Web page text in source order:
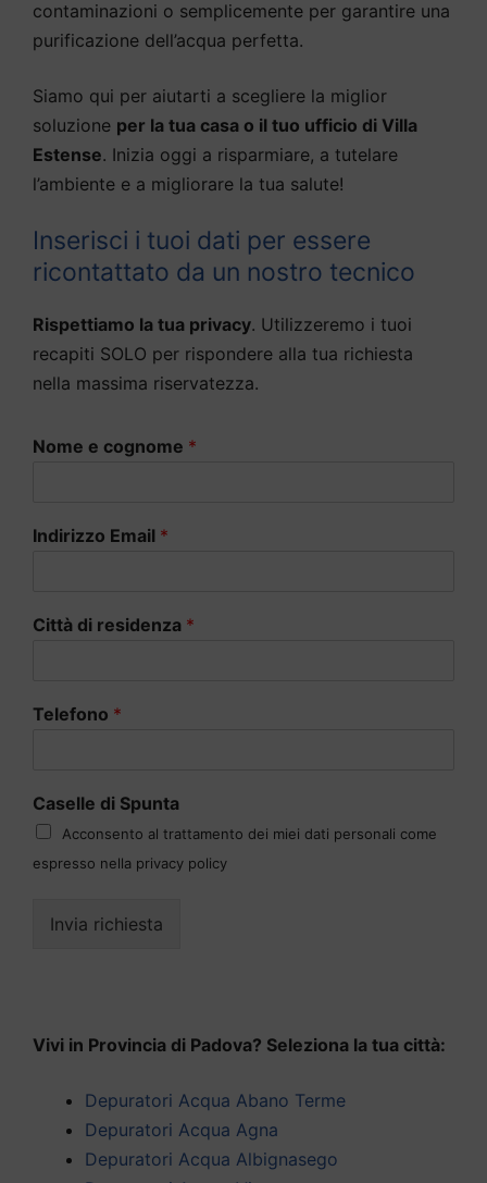
contaminazioni o semplicemente per garantire una
purificazione dell’acqua perfetta.
Siamo qui per aiutarti a scegliere la miglior
soluzione per la tua casa o il tuo ufficio di Villa
Estense. Inizia oggi a risparmiare, a tutelare
l’ambiente e a migliorare la tua salute!
Inserisci i tuoi dati per essere
ricontattato da un nostro tecnico
Rispettiamo la tua privacy. Utilizzeremo i tuoi
recapiti SOLO per rispondere alla tua richiesta
nella massima riservatezza.
Nome e cognome *
Indirizzo Email *
Città di residenza *
Telefono *
Caselle di Spunta
Acconsento al trattamento dei miei dati personali come
espresso nella privacy policy
Invia richiesta
Vivi in Provincia di Padova? Seleziona la tua città:
Depuratori Acqua Abano Terme
Depuratori Acqua Agna
Depuratori Acqua Albignasego